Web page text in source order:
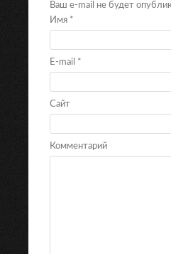
Ваш e-mail не будет
Имя *
E-mail *
Сайт
Комментарий